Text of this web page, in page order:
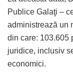
Publice Galaţi –
administrează un
din care: 103.605
juridice, inclusiv
economici.